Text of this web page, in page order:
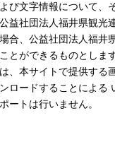
び文字情報について、
益社団法人福井県観光
合、公益社団法人福井
とができるものとしま
、本サイトで提供する
ロードすることによる
ートは行いません。